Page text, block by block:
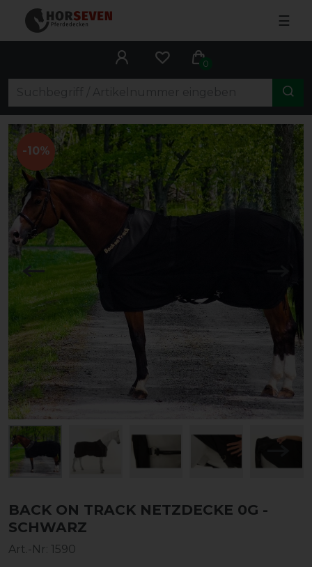
☰
0
-10%
BACK ON TRACK NETZDECKE 0G -
SCHWARZ
Art.-Nr: 1590